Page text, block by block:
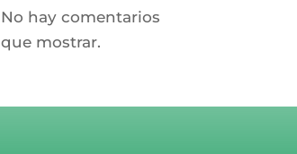
No hay comentarios
que mostrar.